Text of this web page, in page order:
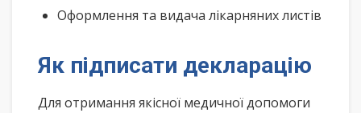
Оформлення та видача лікарняних листів
Як підписати декларацію
Для отримання якісної медичної допомоги